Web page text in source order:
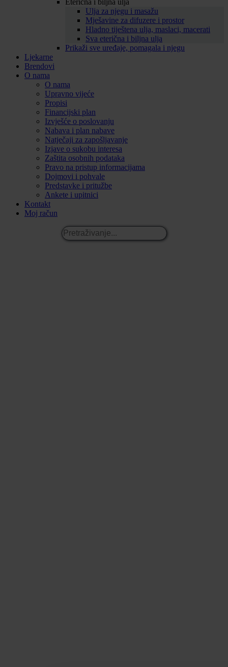
Eterična i biljna ulja
Ulja za njegu i masažu
Mješavine za difuzere i prostor
Hladno tiještena ulja, maslaci, macerati
Sva eterična i biljna ulja
Prikaži sve uređaje, pomagala i njegu
Ljekarne
Brendovi
O nama
O nama
Upravno vijeće
Propisi
Financijski plan
Izvješće o poslovanju
Nabava i plan nabave
Natječaji za zapošljavanje
Izjave o sukobu interesa
Zaštita osobnih podataka
Pravo na pristup informacijama
Dojmovi i pohvale
Predstavke i pritužbe
Ankete i upitnici
Kontakt
Moj račun
Pretraživanje...